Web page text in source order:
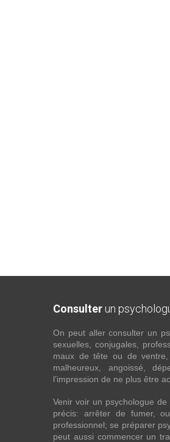
Consulter un
On peut aller consulter un
sexuelles, conjugales,
maux de tête ou de
malheureux, angoissé,
l’impression de ne plus être
Venir voir un psychologue
précis: arrêter de fumer,
professionnel; se préparer
peut aussi commencer un